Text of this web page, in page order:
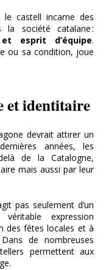
le castell incarne des
la société catalane :
esprit d’équipe.
ou sa condition, joue
et identitaire
devrait attirer un
années, les
de la Catalogne,
mais aussi par leur
pas seulement d’un
expression
des fêtes locales et à
de nombreuses
permettent aux